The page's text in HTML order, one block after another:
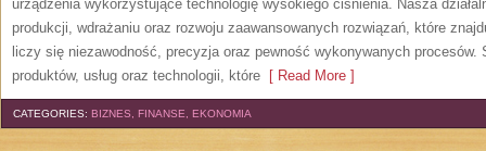
urządzenia wykorzystujące technologię wysokiego ciśnienia. Nasza
produkcji, wdrażaniu oraz rozwoju zaawansowanych rozwiązań, które
liczy się niezawodność, precyzja oraz pewność wykonywanych procesów.
produktów, usług oraz technologii, które [ Read More ]
CATEGORIES: BIZNES, FINANSE, EKONOMIA